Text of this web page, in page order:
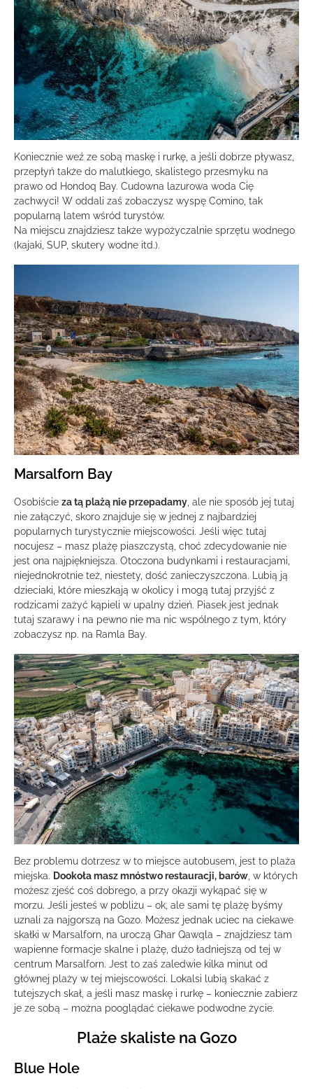
Koniecznie weź ze sobą maskę i rurkę, a jeśli dobrze pływasz,
przepłyń także do malutkiego, skalistego przesmyku na
prawo od Hondoq Bay. Cudowna lazurowa woda Cię
zachwyci! W oddali zaś zobaczysz wyspę Comino, tak
popularną latem wśród turystów.
Na miejscu znajdziesz także wypożyczalnie sprzętu wodnego
(kajaki, SUP, skutery wodne itd.).
Marsalforn Bay
Osobiście za tą plażą nie przepadamy, ale nie sposób jej tutaj
nie załączyć, skoro znajduje się w jednej z najbardziej
popularnych turystycznie miejscowości. Jeśli więc tutaj
nocujesz – masz plażę piaszczystą, choć zdecydowanie nie
jest ona najpiękniejsza. Otoczona budynkami i restauracjami,
niejednokrotnie też, niestety, dość zanieczyszczona. Lubią ją
dzieciaki, które mieszkają w okolicy i mogą tutaj przyjść z
rodzicami zażyć kąpieli w upalny dzień. Piasek jest jednak
tutaj szarawy i na pewno nie ma nic wspólnego z tym, który
zobaczysz np. na Ramla Bay.
Bez problemu dotrzesz w to miejsce autobusem, jest to plaża
miejska. Dookoła masz mnóstwo restauracji, barów, w których
możesz zjeść coś dobrego, a przy okazji wykąpać się w
morzu. Jeśli jesteś w pobliżu – ok, ale sami tę plażę byśmy
uznali za najgorszą na Gozo. Możesz jednak uciec na ciekawe
skałki w Marsalforn, na uroczą Għar Qawqla – znajdziesz tam
wapienne formacje skalne i plażę, dużo ładniejszą od tej w
centrum Marsalforn. Jest to zaś zaledwie kilka minut od
głównej plaży w tej miejscowości. Lokalsi lubią skakać z
tutejszych skał, a jeśli masz maskę i rurkę – koniecznie zabierz
je ze sobą – można pooglądać ciekawe podwodne życie.
Plaże skaliste na Gozo
Blue Hole